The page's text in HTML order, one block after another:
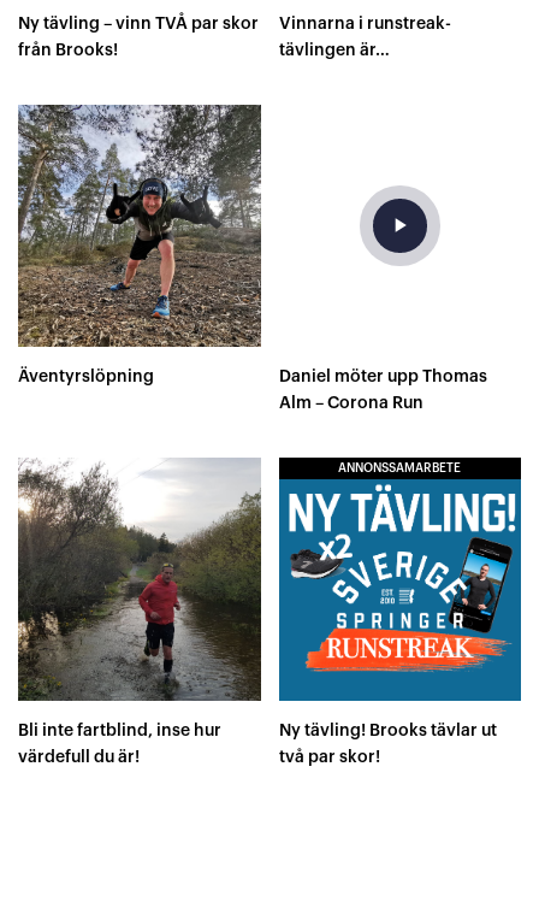
Ny tävling – vinn TVÅ par skor
från Brooks!
Vinnarna i runstreak-
tävlingen är…
Äventyrslöpning
play_arrow
Daniel möter upp Thomas
Alm – Corona Run
Bli inte fartblind, inse hur
värdefull du är!
ANNONSSAMARBETE
Ny tävling! Brooks tävlar ut
två par skor!